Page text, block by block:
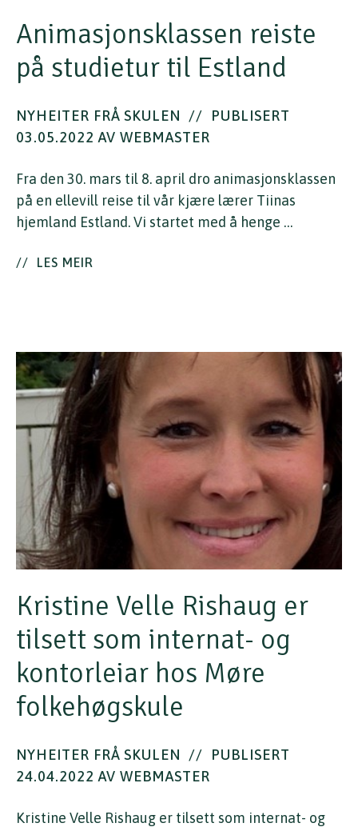
Animasjonsklassen reiste
på studietur til Estland
NYHEITER FRÅ SKULEN //
PUBLISERT
03.05.2022 AV WEBMASTER
Fra den 30. mars til 8. april dro animasjonsklassen
på en ellevill reise til vår kjære lærer Tiinas
hjemland Estland. Vi startet med å henge …
// LES MEIR
Kristine Velle Rishaug er
tilsett som internat- og
kontorleiar hos Møre
folkehøgskule
NYHEITER FRÅ SKULEN //
PUBLISERT
24.04.2022 AV WEBMASTER
Kristine Velle Rishaug er tilsett som internat- og